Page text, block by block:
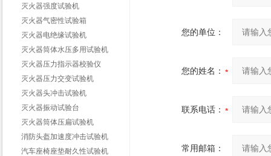
灭火器强度试验机
灭火器气密性试验箱
灭火器电绝缘试验机
灭火器筒体水压多用试验机
灭火器压力指示器校验仪
灭火器压力交变试验机
灭火器头冲击试验机
灭火器振动试验台
灭火器筒体压扁试验机
消防头盔加速度冲击试验机
汽车座椅座垫耐久性试验机
您的单位：
您的姓名：
联系电话：
常用邮箱：